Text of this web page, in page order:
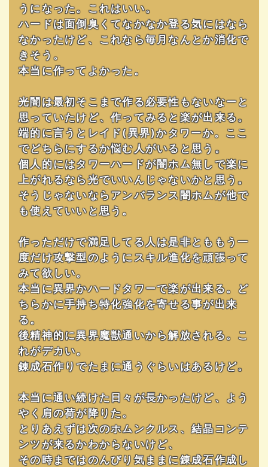
うになった。これはいい。
ハードは面倒臭くてなかなか登る気にはなら
なかったけど、これなら毎月なんとか消化で
きそう。
本当に作ってよかった。
光闇は最初そこまで作る必要性もないなーと
思っていたけど、作ってみると楽が出来る。
端的に言うとレイド(異界)かタワーか。ここ
でどちらにするか悩む人がいると思う。
個人的にはタワーハードが闇ホム無しで楽に
上がれるなら光でいいんじゃないかと思う。
そうじゃないならアンバランス闇ホムが他で
も使えていいと思う。
作っただけで満足してる人は是非とももう一
度だけ攻撃型のようにスキル進化を頑張って
みて欲しい。
本当に異界かハードタワーで楽が出来る。ど
ちらかに手持ち特化強化を寄せる事が出来
る。
後精神的に異界魔獣通いから解放される。こ
れがデカい。
錬成石作りでたまに通うぐらいはあるけど。
本当に通い続けた日々が長かったけど、よう
やく肩の荷が降りた。
とりあえずは次のホムンクルス、結晶コンテ
ンツが来るかわからないけど、
その時まではのんびり気ままに錬成石作成し